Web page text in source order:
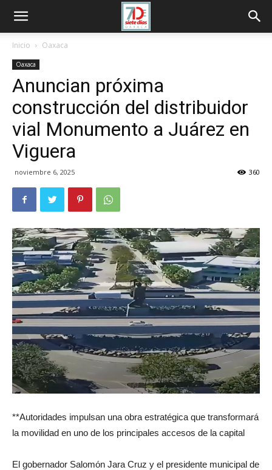
Inicio Oaxaca
Oaxaca
Anuncian próxima
construcción del distribuidor
vial Monumento a Juárez en
Viguera
noviembre 6, 2025 360
**Autoridades impulsan una obra estratégica que transformará
la movilidad en uno de los principales accesos de la capital
El gobernador Salomón Jara Cruz y el presidente municipal de